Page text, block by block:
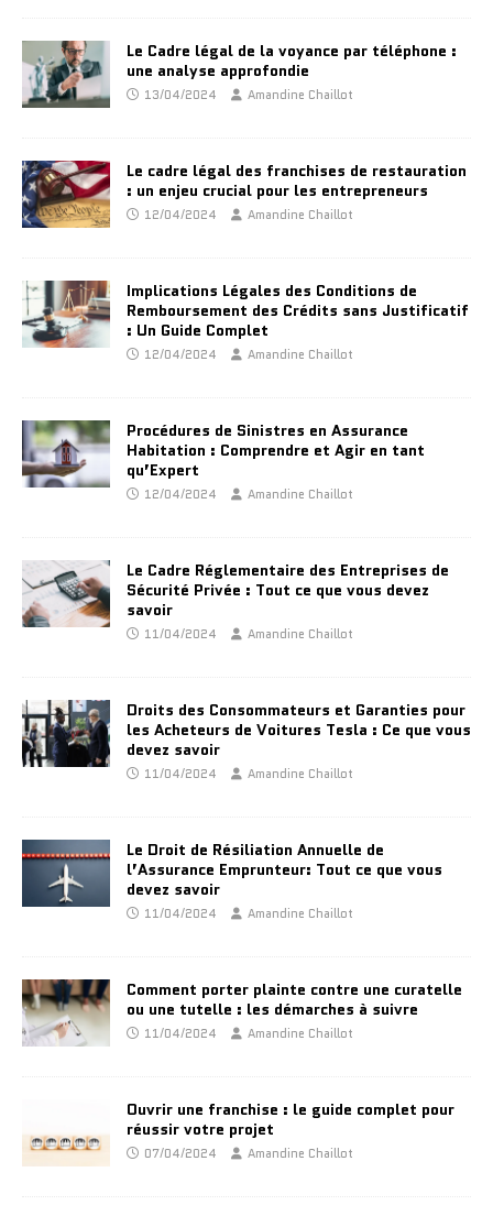
Le Cadre légal de la voyance par téléphone :
une analyse approfondie
13/04/2024 Amandine Chaillot
Le cadre légal des franchises de restauration
: un enjeu crucial pour les entrepreneurs
12/04/2024 Amandine Chaillot
Implications Légales des Conditions de
Remboursement des Crédits sans Justificatif
: Un Guide Complet
12/04/2024 Amandine Chaillot
Procédures de Sinistres en Assurance
Habitation : Comprendre et Agir en tant
qu’Expert
12/04/2024 Amandine Chaillot
Le Cadre Réglementaire des Entreprises de
Sécurité Privée : Tout ce que vous devez
savoir
11/04/2024 Amandine Chaillot
Droits des Consommateurs et Garanties pour
les Acheteurs de Voitures Tesla : Ce que vous
devez savoir
11/04/2024 Amandine Chaillot
Le Droit de Résiliation Annuelle de
l’Assurance Emprunteur: Tout ce que vous
devez savoir
11/04/2024 Amandine Chaillot
Comment porter plainte contre une curatelle
ou une tutelle : les démarches à suivre
11/04/2024 Amandine Chaillot
Ouvrir une franchise : le guide complet pour
réussir votre projet
07/04/2024 Amandine Chaillot